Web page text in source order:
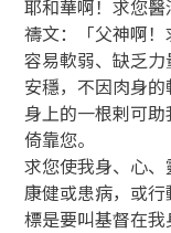
耶和華啊！求您醫
禱文：「父神啊
容易軟弱、缺乏
安穩，不因肉身
身上的一根剌可
倚靠您。
求您使我身、心
康健或患病，或
標是要叫基督在我